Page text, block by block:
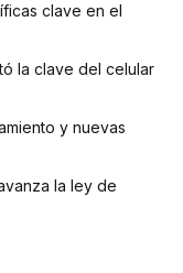
clave en el
la clave del celular
y nuevas
la ley de